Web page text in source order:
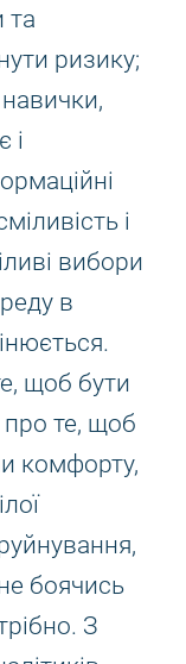
та
ризику;
навички,
і
і
вибори
в
щоб бути
про те, щоб
комфорту,
боячись
З